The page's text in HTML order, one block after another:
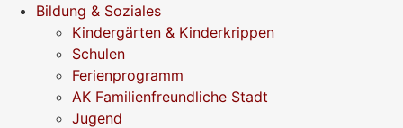
Bildung & Soziales
Kindergärten & Kinderkrippen
Schulen
Ferienprogramm
AK Familienfreundliche Stadt
Jugend